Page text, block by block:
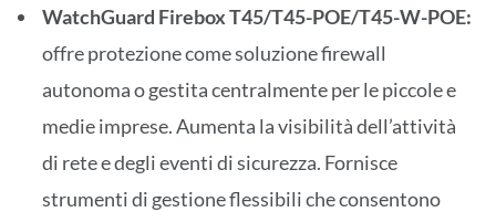
WatchGuard Firebox T45/T45-POE/T45-W-POE:
offre protezione come soluzione firewall
autonoma o gestita centralmente per le piccole e
medie imprese. Aumenta la visibilità dell’attività
di rete e degli eventi di sicurezza. Fornisce
strumenti di gestione flessibili che consentono